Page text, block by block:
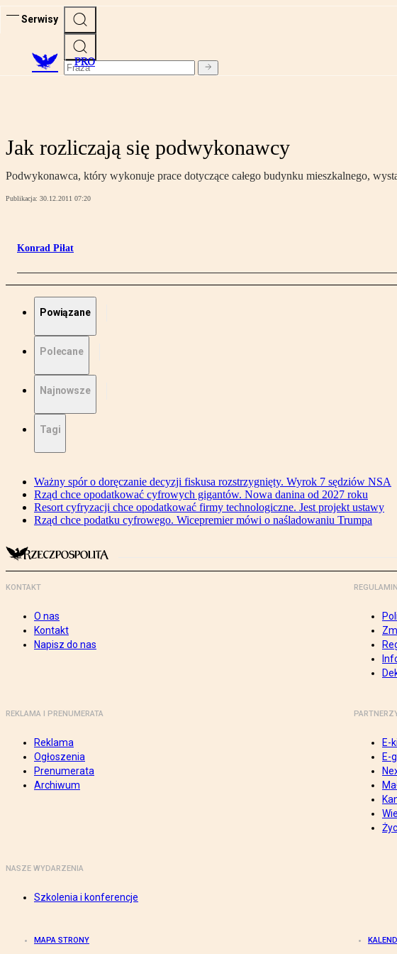
Serwisy
PRO
Jak rozliczają się podwykonawcy
Podwykonawca, który wykonuje prace dotyczące całego budynku mieszkalnego,
Publikacja: 30.12.2011 07:20
Konrad Piłat
Powiązane
Polecane
Najnowsze
Tagi
Ważny spór o doręczanie decyzji fiskusa rozstrzygnięty. Wyrok 7 sędziów NSA
Rząd chce opodatkować cyfrowych gigantów. Nowa danina od 2027 roku
Resort cyfryzacji chce opodatkować firmy technologiczne. Jest projekt ustawy
Rząd chce podatku cyfrowego. Wicepremier mówi o naśladowaniu Trumpa
KONTAKT
O nas
Kontakt
Napisz do nas
REGULAMIN
REKLAMA I PRENUMERATA
Reklama
Ogłoszenia
Prenumerata
Archiwum
E-
E-
NASZE WYDARZENIA
Szkolenia i konferencje
MAPA STRONY